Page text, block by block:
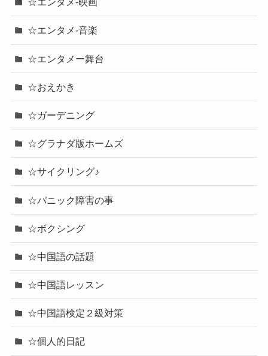
☆エンタメ-音楽
☆エンタメー舞台
☆おえかき
☆ガーデニング
☆グラナダ版ホームズ
☆サイクリング♪
☆パニック障害の事
☆ボクシング
☆中国語の話題
☆中国語レッスン
☆中国語検定２級対策
☆個人的日記